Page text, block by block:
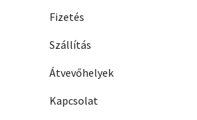
Fizetés
Szállítás
Átvevőhelyek
Kapcsolat